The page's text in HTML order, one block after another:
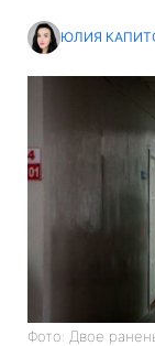
ЮЛИЯ
Фото: Двое